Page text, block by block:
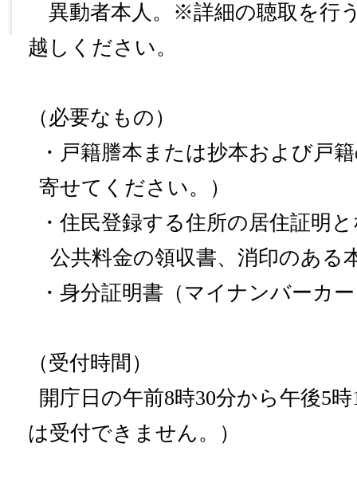
異動者本人。※詳細の聴取を行
越しください。
（必要なもの）
・戸籍謄本または抄本および戸
寄せてください。）
・住民登録する住所の居住証明
公共料金の領収書、消印のある
・身分証明書（マイナンバーカ
（受付時間）
開庁日の午前8時30分から午後5時
は受付できません。）